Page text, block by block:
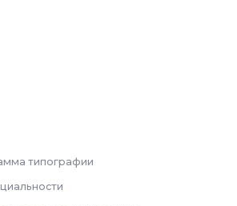
типографии